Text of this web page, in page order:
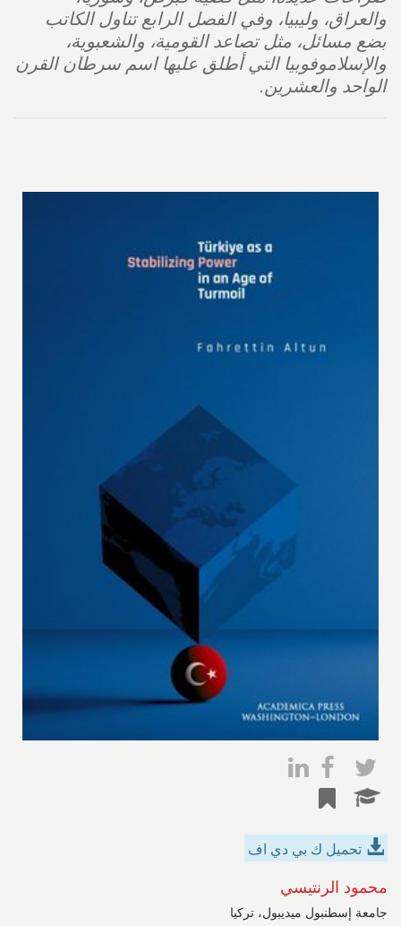
والعراق، وليبيا، وفي الفصل الرابع تناول الكاتب
بضع مسائل، مثل تصاعد القومية، والشعبوية،
والإسلاموفوبيا التي أطلق عليها اسم سرطان القرن
الواحد والعشرين.
تحميل ك بي دي اف
محمود الرنتيسي
جامعة إسطنبول ميديبول، تركيا